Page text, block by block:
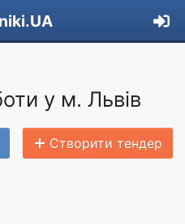
у м. Львів
Створити тендер